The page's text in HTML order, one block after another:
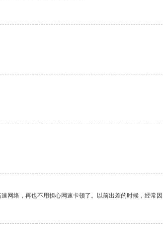
网络，再也不用担心网速卡顿了。以前出差的时候，经常